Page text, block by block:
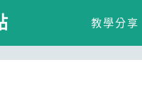
教學分享